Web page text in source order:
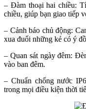
– Đàm thoại hai chiều:
chiều, giúp bạn giao tiếp
– Cảnh báo chủ động:
xua đuổi những kẻ có ý
– Quan sát ngày đêm:
vào ban đêm.
– Chuẩn chống nước
trong mọi điều kiện thời